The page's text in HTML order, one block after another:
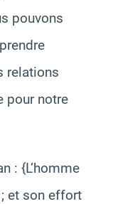
pouvons
relations
pour notre
: {L’homme
et son effort